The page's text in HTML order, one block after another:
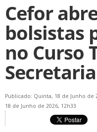
Cefor
bolsistas
no Curso
Publicado: Quinta, 18 de Junho de
18 de Junho de 2026, 12h33